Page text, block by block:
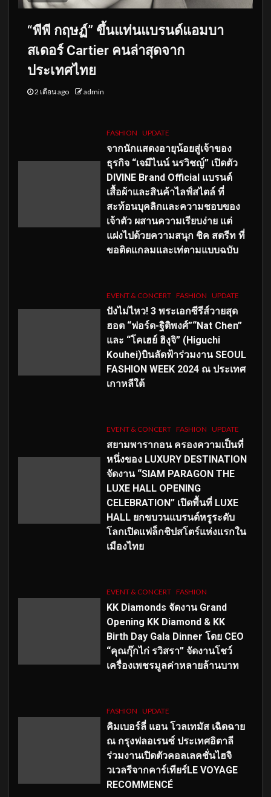
“พีพี กฤษฏ์” ขึ้นแท่นแบรนด์แอมบา
สเดอร์ Cartier คนล่าสุดจาก
ประเทศไทย
2 เดือน ago admin
FASHION UPDATE
จากนักแสดงอายุน้อยสู่เจ้าของ
ธุรกิจ “เจมีไนน์ นรวิชญ์” เปิดตัว
DIVINE Brand Official แบรนด์
เสื้อผ้าและสินค้าไลฟ์สไตล์ ที่
สะท้อนบุคลิกและความชอบของ
เจ้าตัว ผสานความเรียบง่าย แต่
แฝงไปด้วยความสนุก ชิค สตรีท ที่
ขอติดแกลมและเท่ตามแบบฉบับ
EVENT & CONCERT FASHION UPDATE
ปังไม่ไหว! 3 พระเอกซีรีส์วายสุด
ฮอต “ฟอร์ด-ฐิติพงศ์”“Nat Chen”
และ “โคเฮย์ ฮิงุจิ” (Higuchi
Kouhei)บินลัดฟ้าร่วมงาน SEOUL
FASHION WEEK 2024 ณ ประเทศ
เกาหลีใต้
EVENT & CONCERT FASHION UPDATE
สยามพารากอน ครองความเป็นที่
หนึ่งของ LUXURY DESTINATION
จัดงาน “SIAM PARAGON THE
LUXE HALL OPENING
CELEBRATION” เปิดพื้นที่ LUXE
HALL ยกขบวนแบรนด์หรูระดับ
โลกเปิดแฟล็กชิปสโตร์แห่งแรกใน
เมืองไทย
EVENT & CONCERT FASHION
KK Diamonds จัดงาน Grand
Opening KK Diamond & KK
Birth Day Gala Dinner โดย CEO
“คุณกุ๊กไก่ รวิสรา” จัดงานโชว์
เครื่องเพชรมูลค่าหลายล้านบาท
FASHION UPDATE
คิมเบอร์ลี่ แอน โวลเทมัส เฉิดฉาย
ณ กรุงฟลอเรนซ์ ประเทศอิตาลี
ร่วมงานเปิดตัวคอลเลคชั่นไฮจิ
วเวลรีจากคาร์เทียร์LE VOYAGE
RECOMMENCÉ